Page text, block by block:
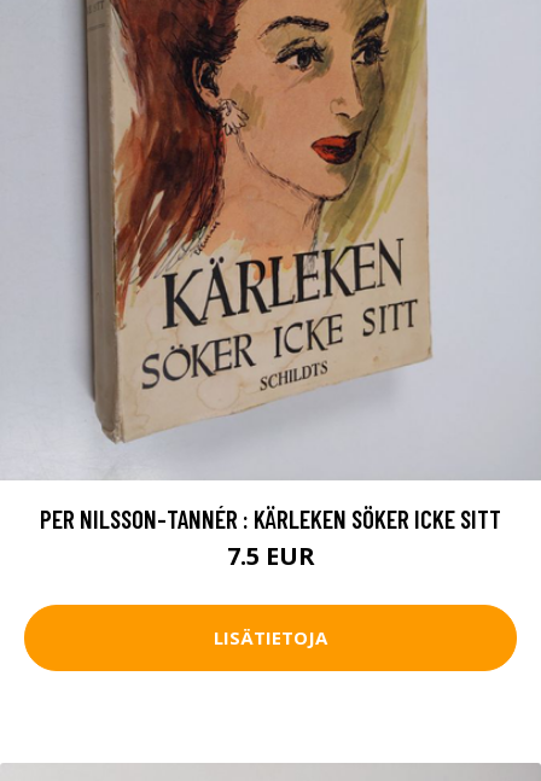
PER NILSSON-TANNÉR : KÄRLEKEN SÖKER ICKE SITT
7.5 EUR
LISÄTIETOJA